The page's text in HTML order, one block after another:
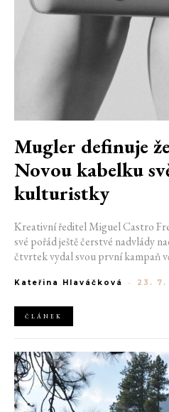
Mugler definuje
Novou kabelku
kulturistky
Kreativní ředitel Miguel Castro
své pořád ještě čerstvé nadvlády
čtvrtek vydal svou první kampaň
do módního domu dorazil. Umně
Kateřina Hlaváčková - 23. 7.
ČLÁNEK